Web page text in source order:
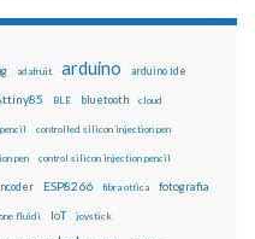
adafruit arduino arduino ide
BLE bluetooth cloud
controlled silicon injection pen
pen control silicon injection pencil
ESP8266 fibra ottica fotografia
fluidi IoT joystick